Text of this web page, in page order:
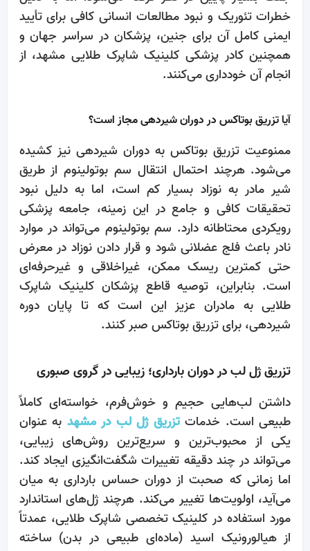
خطرات تئوریک و نبود مطالعات انسانی کافی برای تأیید
ایمنی کامل آن برای جنین، پزشکان در سراسر جهان و
همچنین کادر پزشکی کلینیک شاپرک طلایی مشهد، از
انجام آن خودداری می‌کنند.
آیا تزریق بوتاکس در دوران شیردهی مجاز است؟
ممنوعیت تزریق بوتاکس به دوران شیردهی نیز کشیده
می‌شود. هرچند احتمال انتقال سم بوتولینوم از طریق
شیر مادر به نوزاد بسیار کم است، اما به دلیل نبود
تحقیقات کافی و جامع در این زمینه، جامعه پزشکی
رویکردی محتاطانه دارد. سم بوتولینوم می‌تواند در موارد
نادر باعث فلج عضلانی شود و قرار دادن نوزاد در معرض
حتی کمترین ریسک ممکن، غیراخلاقی و غیرحرفه‌ای
است. بنابراین، توصیه قاطع پزشکان کلینیک شاپرک
طلایی به مادران عزیز این است که تا پایان دوره
شیردهی، برای تزریق بوتاکس صبر کنند.
تزریق ژل لب در دوران بارداری؛ زیبایی در گروی صبوری
داشتن لب‌هایی حجیم و خوش‌فرم، خواسته‌ای کاملاً
طبیعی است. خدماتتزریق ژل لب در مشهد به عنوان
یکی از محبوب‌ترین و سریع‌ترین روش‌های زیبایی،
می‌تواند در چند دقیقه تغییرات شگفت‌انگیزی ایجاد کند.
اما زمانی که صحبت از دوران حساس بارداری به میان
می‌آید، اولویت‌ها تغییر می‌کند. هرچند ژل‌های استاندارد
مورد استفاده در کلینیک تخصصی شاپرک طلایی، عمدتاً
از هیالورونیک اسید (ماده‌ای طبیعی در بدن) ساخته